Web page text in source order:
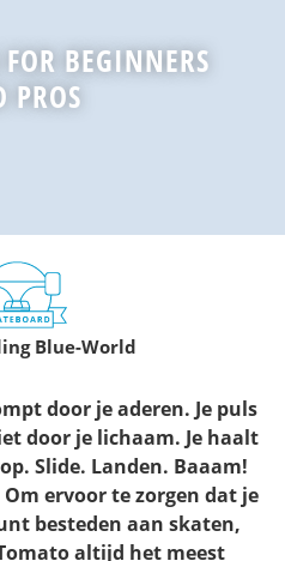
BEGINNERS
PROS
Blue-World
door je aderen. Je puls
door je lichaam. Je haalt
Slide. Landen. Baaam!
ervoor te zorgen dat je
besteden aan skaten,
altijd het meest